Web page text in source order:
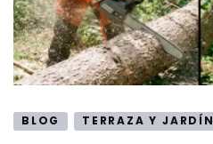
BLOG TERRAZA Y JARDÍN